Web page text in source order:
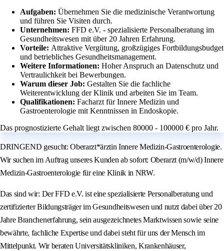
Aufgaben: Übernehmen Sie die medizinische Verantwortung
und führen Sie Visiten durch.
Unternehmen: FFD e.V. - spezialisierte Personalberatung im
Gesundheitswesen mit über 20 Jahren Erfahrung.
Vorteile: Attraktive Vergütung, großzügiges Fortbildungsbudget
und betriebliches Gesundheitsmanagement.
Weitere Informationen: Hoher Anspruch an Datenschutz und
Vertraulichkeit bei Bewerbungen.
Warum dieser Job: Gestalten Sie die fachliche
Weiterentwicklung der Klinik und arbeiten Sie im Team.
Qualifikationen: Facharzt für Innere Medizin und
Gastroenterologie mit Kenntnissen in Endoskopie.
Das prognostizierte Gehalt liegt zwischen 80000 - 100000 € pro Jahr.
DRINGEND gesucht: Oberarzt*ärztin Innere Medizin-Gastroenterologie.
Wir suchen im Auftrag unseres Kunden ab sofort: Oberarzt (m/w/d) Innere
Medizin-Gastroenterologie für eine Klinik in NRW.
Das sind wir: Der FFD e.V. ist eine spezialisierte Personalberatung und
zertifizierter Bildungsträger im Gesundheitswesen und nutzt dabei über 20
Jahre Branchenerfahrung, sein ausgezeichnetes Marktwissen sowie seine
bewährte, fachliche Expertise und dabei steht für uns der Mensch im
Mittelpunkt. Wir beraten Universitätskliniken, Krankenhäuser,